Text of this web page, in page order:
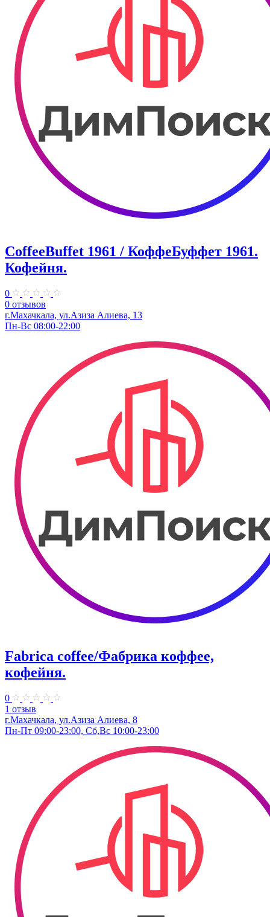
CoffeeBuffet 1961 / КоффеБуффет 1961.
Кофейня.
0
0 отзывов
г.Махачкала, ул.Азиза Алиева, 13
Пн-Вс 08:00-22:00
Fabrica coffee/Фабрика коффее,
кофейня.
0
1 отзыв
г.Махачкала, ​ул.Азиза Алиева, 8
Пн-Пт 09:00-23:00, Сб,Вс 10:00-23:00